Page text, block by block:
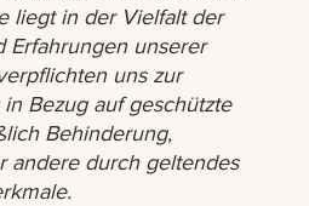
liegt in der Vielfalt der
Erfahrungen unserer
uns zur
Bezug auf geschützte
Behinderung,
andere durch geltendes